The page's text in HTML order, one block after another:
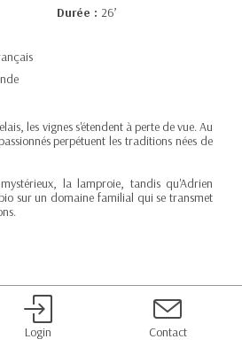
Durée : 26’
les vignes s'étendent à perte de vue. Au
perpétuent les traditions nées de
la lamproie, tandis qu'Adrien
sur un domaine familial qui se transmet
Login Contact